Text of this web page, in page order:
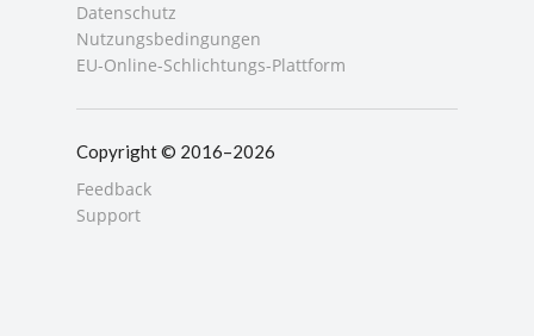
Datenschutz
Nutzungsbedingungen
EU-Online-Schlichtungs-Plattform
Copyright © 2016–2026
Feedback
Support